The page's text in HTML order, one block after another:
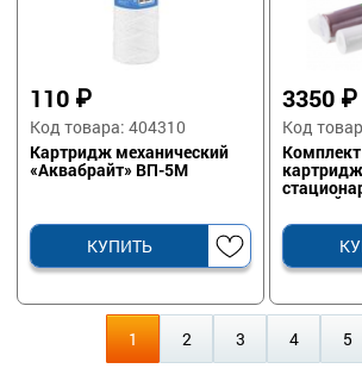
110 ₽
Код товара: 404310
Картридж механический
«Аквабрайт» ВП-5М
КУПИТЬ
3350 ₽
Код
№1
1 2 3 4 5